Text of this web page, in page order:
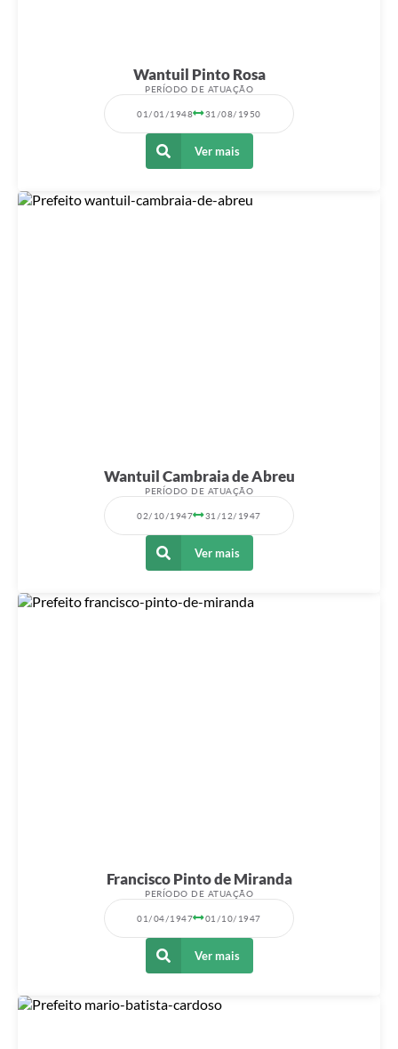
Wantuil Pinto Rosa
PERÍODO DE ATUAÇÃO
01/01/1948 31/08/1950
Ver mais
Wantuil Cambraia de Abreu
PERÍODO DE ATUAÇÃO
02/10/1947 31/12/1947
Ver mais
Francisco Pinto de Miranda
PERÍODO DE ATUAÇÃO
01/04/1947 01/10/1947
Ver mais